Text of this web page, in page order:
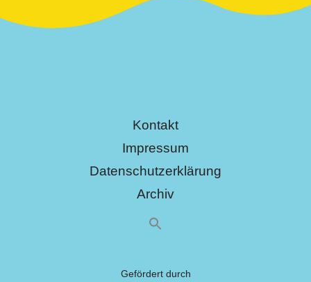
Kontakt
Impressum
Datenschutzerklärung
Archiv
Gefördert durch